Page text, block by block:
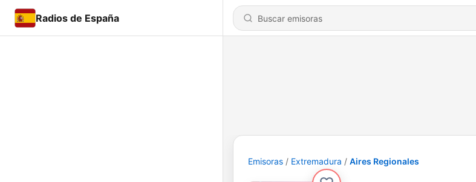
Radios de España
Emisoras Extremadura Aires Regionales